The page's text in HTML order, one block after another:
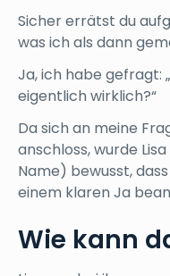
Sicher errätst du
was ich als dann
Ja, ich habe gefragt:
eigentlich wirklich?“
Da sich an meine
anschloss, wurde
Name) bewusst,
einem klaren Ja
Wie kann